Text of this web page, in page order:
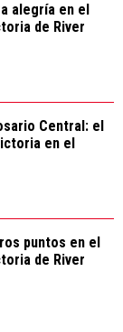
alegría en el
de River
Central: el
en el
puntos en el
de River